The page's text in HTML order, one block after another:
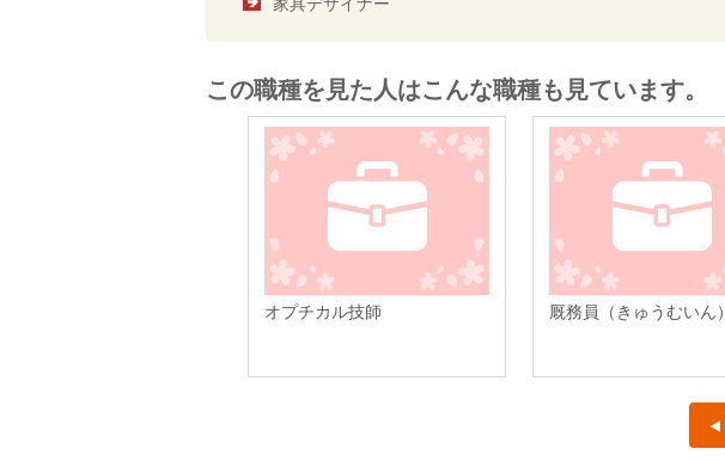
この職種を見た人はこんな職種も見ています。
オプチカル技師 厩務員（きゅうむいん）